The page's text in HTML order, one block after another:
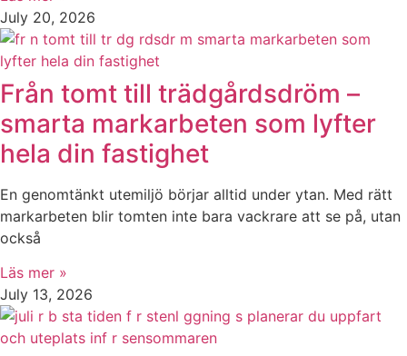
July 20, 2026
Från tomt till trädgårdsdröm –
smarta markarbeten som lyfter
hela din fastighet
En genomtänkt utemiljö börjar alltid under ytan. Med rätt
markarbeten blir tomten inte bara vackrare att se på, utan
också
Läs mer »
July 13, 2026